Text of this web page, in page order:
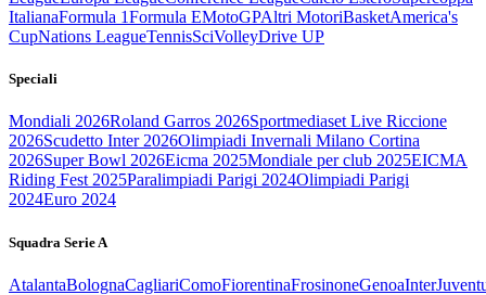
ItalianaFormula 1Formula EMotoGPAltri MotoriBasketAmerica's
CupNations LeagueTennisSciVolleyDrive UP
Speciali
Mondiali 2026Roland Garros 2026Sportmediaset Live Riccione
2026Scudetto Inter 2026Olimpiadi Invernali Milano Cortina
2026Super Bowl 2026Eicma 2025Mondiale per club 2025EICMA
Riding Fest 2025Paralimpiadi Parigi 2024Olimpiadi Parigi
2024Euro 2024
Squadra Serie A
AtalantaBolognaCagliariComoFiorentinaFrosinoneGenoaInter